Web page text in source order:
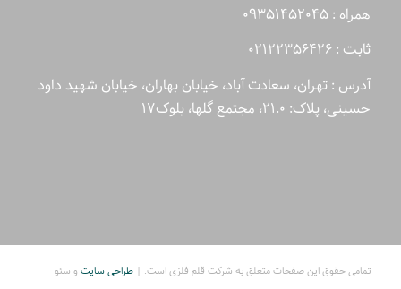
همراه : 09351452045
ثابت : 02122356426
آدرس : تهران، سعادت آباد، خیابان بهاران، خیابان شهید داود
حسینی، پلاک: 21.0، مجتمع گلها، بلوک17
تمامی حقوق این صفحات متعلق به شرکت قلم فلزی است. | طراحی سایتو سئو